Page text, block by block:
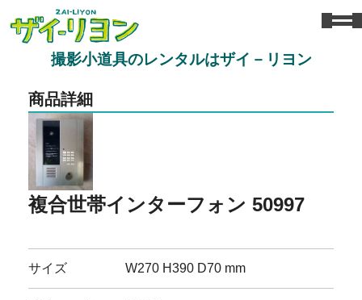
撮影小道具のレンタルはザイ－リヨン
商品詳細
複合世帯インターフォン 50997
サイズ W270 H390 D70 mm